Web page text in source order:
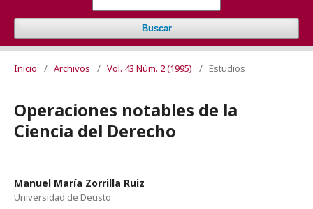
Buscar
Inicio / Archivos / Vol. 43 Núm. 2 (1995) / Estudios
Operaciones notables de la
Ciencia del Derecho
Manuel María Zorrilla Ruiz
Universidad de Deusto